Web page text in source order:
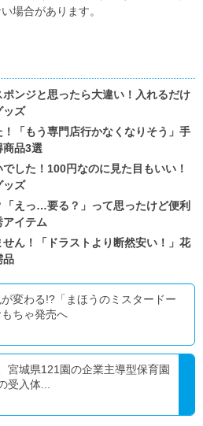
場合があります。
ンジと思ったら大違い！入れるだけ
ッズ
「もう専門店行かなくなりそう」手
品3選
した！100円なのに見た目もいい！
ッズ
えっ…要る？」って思ったけど便利
イテム
ん！「ドラストより断然安い！」花
品
が変わる!?「まほうのミスタードー
ちゃ発売へ
宮城県121園の企業主導型保育園
受入体...